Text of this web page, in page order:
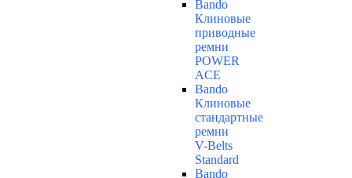
Bando
Клиновые
приводные
ремни
POWER
ACE
Bando
Клиновые
стандартные
ремни
V-Belts
Standard
Bando